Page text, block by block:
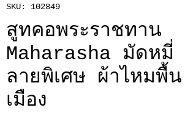
SKU: 102849
สูทคอพระราชทาน
Maharasha มัดหมี่
ลายพิเศษ ผ้าไหมพื้น
เมือง